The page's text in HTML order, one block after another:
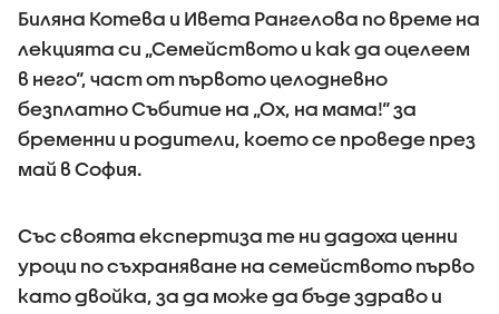
Биляна Котева и Ивета Рангелова по време на
лекцията си „Семейството и как да оцелеем
в него“, част от първото целодневно
безплатно Събитие на „Ох, на мама!“ за
бременни и родители, което се проведе през
май в София.
Със своята експертиза те ни дадоха ценни
уроци по съхраняване на семейството първо
като двойка, за да може да бъде здраво и